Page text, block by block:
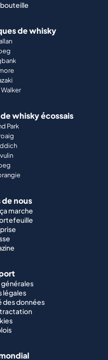
de whisky
whisky écossais
Park
nous
marche
légales
données